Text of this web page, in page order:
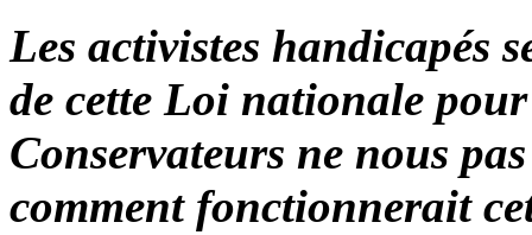
Les activistes handicapés
de cette Loi nationale
Conservateurs ne nous
comment fonctionnerait